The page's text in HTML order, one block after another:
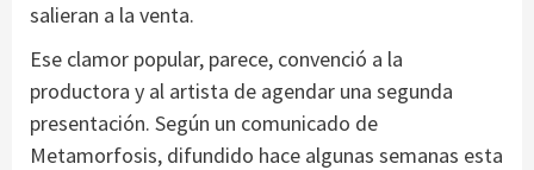
salieran a la venta.
Ese clamor popular, parece, convenció a la
productora y al artista de agendar una segunda
presentación. Según un comunicado de
Metamorfosis, difundido hace algunas semanas esta